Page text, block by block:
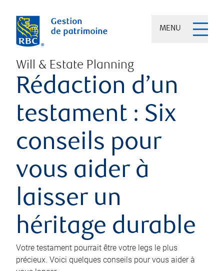
MENU
Will & Estate Planning
Rédaction d’un
testament : Six
conseils pour
vous aider à
laisser un
héritage durable
Votre testament pourrait être votre legs le plus
précieux. Voici quelques conseils pour vous aider à